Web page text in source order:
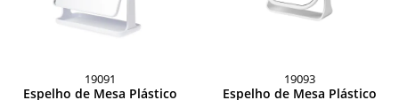
19091
Espelho de Mesa Plástico
19093
Espelho de Mesa Plástico